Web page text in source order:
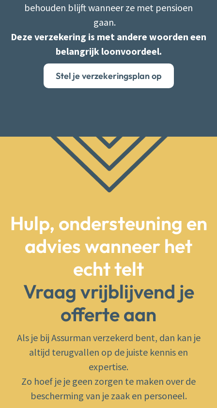
behouden blijft wanneer ze met pensioen
gaan.
Deze verzekering is met andere woorden een
belangrijk loonvoordeel.
Stel je verzekeringsplan op
Hulp, ondersteuning en
advies wanneer het
echt telt
Vraag vrijblijvend je
offerte aan
Als je bij Assurman verzekerd bent, dan kan je
altijd terugvallen op de juiste kennis en
expertise.
Zo hoef je je geen zorgen te maken over de
bescherming van je zaak en personeel.